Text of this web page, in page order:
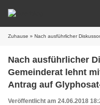
Zuhause » Nach ausführlicher Diskusson: Veitshöchheimer Gemeinderat
Nach ausführlicher
Gemeinderat lehnt mit 11:10 Stimmen Grünen-
Antrag auf
gemeindeeigenen
Veröffentlicht am 24.06.2018